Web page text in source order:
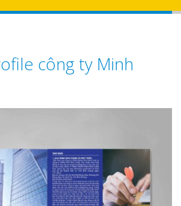
công ty Minh